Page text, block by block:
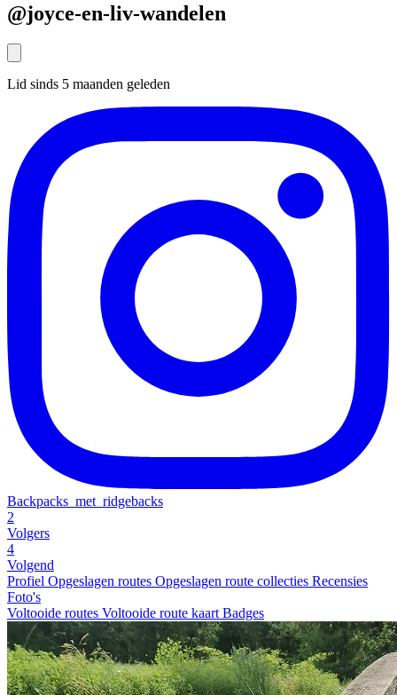
@joyce-en-liv-wandelen
Lid sinds 5 maanden geleden
Backpacks_met_ridgebacks
2
Volgers
4
Volgend
Profiel Opgeslagen routes Opgeslagen route collecties Recensies
Foto's
Voltooide routes Voltooide route kaart Badges